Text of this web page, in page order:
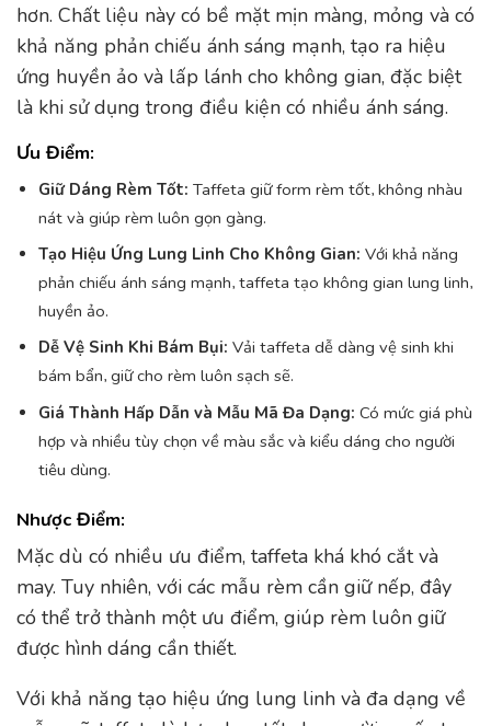
hơn. Chất liệu này có bề mặt mịn màng, mỏng và có
khả năng phản chiếu ánh sáng mạnh, tạo ra hiệu
ứng huyền ảo và lấp lánh cho không gian, đặc biệt
là khi sử dụng trong điều kiện có nhiều ánh sáng.
Ưu Điểm:
Giữ Dáng Rèm Tốt: Taffeta giữ form rèm tốt, không nhàu
nát và giúp rèm luôn gọn gàng.
Tạo Hiệu Ứng Lung Linh Cho Không Gian: Với khả năng
phản chiếu ánh sáng mạnh, taffeta tạo không gian lung linh,
huyền ảo.
Dễ Vệ Sinh Khi Bám Bụi: Vải taffeta dễ dàng vệ sinh khi
bám bẩn, giữ cho rèm luôn sạch sẽ.
Giá Thành Hấp Dẫn và Mẫu Mã Đa Dạng: Có mức giá phù
hợp và nhiều tùy chọn về màu sắc và kiểu dáng cho người
tiêu dùng.
Nhược Điểm:
Mặc dù có nhiều ưu điểm, taffeta khá khó cắt và
may. Tuy nhiên, với các mẫu rèm cần giữ nếp, đây
có thể trở thành một ưu điểm, giúp rèm luôn giữ
được hình dáng cần thiết.
Với khả năng tạo hiệu ứng lung linh và đa dạng về